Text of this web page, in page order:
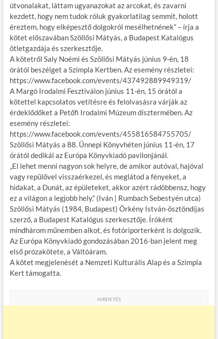
útvonalakat, láttam ugyanazokat az arcokat, és zavarni
kezdett, hogy nem tudok róluk gyakorlatilag semmit, holott
éreztem, hogy elképesztő dolgokról mesélhetnének” – írja a
kötet előszavában Szöllősi Mátyás, a Budapest Katalógus
ötletgazdája és szerkesztője.
A kötetről Saly Noémi és Szöllősi Mátyás június 9-én, 18
órától beszélget a Szimpla Kertben. Az esemény részletei:
https://www.facebook.com/events/437492889949319/
A Margó Irodalmi Fesztiválon június 11-én, 15 órától a
kötettel kapcsolatos vetítésre és felolvasásra várják az
érdeklődőket a Petőfi Irodalmi Múzeum dísztermében. Az
esemény részletei:
https://www.facebook.com/events/455816584755705/
Szöllősi Mátyás a 88. Ünnepi Könyvhéten június 11-én, 17
órától dedikál az Európa Könyvkiadó pavilonjánál.
„El lehet menni nagyon sok helyre, de amikor autóval, hajóval
vagy repülővel visszaérkezel, és meglátod a fényeket, a
hidakat, a Dunát, az épületeket, akkor azért rádöbbensz, hogy
ez a világon a legjobb hely.” (Iván | Rumbach Sebestyén utca)
Szöllősi Mátyás (1984, Budapest) Örkény István-ösztöndíjas
szerző, a Budapest Katalógus szerkesztője. Íróként
mindhárom műnemben alkot, és fotóriporterként is dolgozik.
Az Európa Könyvkiadó gondozásában 2016-ban jelent meg
első prózakötete, a Váltóáram.
A kötet megjelenését a Nemzeti Kulturális Alap és a Szimpla
Kert támogatta.
HIRDETÉS